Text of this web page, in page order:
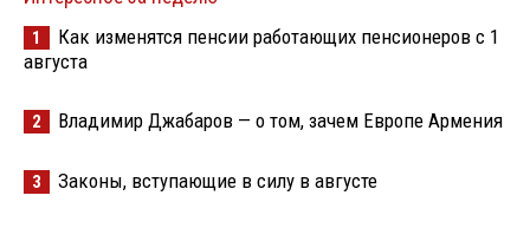
1
Как изменятся пенсии работающих пенсионеров с 1
августа
2 Владимир Джабаров — о том, зачем Европе Армения
3 Законы, вступающие в силу в августе